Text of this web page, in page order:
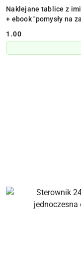
Naklejane tablice z
+ ebook "pomysły na
Cena:
1.00